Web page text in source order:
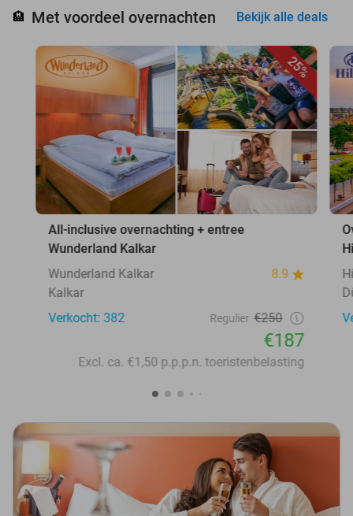
🏨 Met voordeel overnachten Bekijk alle deals
25%
All-inclusive overnachting + entree
Wunderland Kalkar
Wunderland Kalkar
8.9
Kalkar
Verkocht: 382
Regulier €250
€187
Excl. ca. €1,50 p.p.p.n. toeristenbelasting